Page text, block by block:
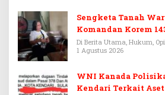
Sengketa Tanah
Komandan Korem
Warisan Menjadi
Di Berita Utama, Hukum,
1 Agustus 2026
WNI Kanada
Kendari Terkait